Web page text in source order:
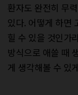
환자도 완전히 무
있다. 어떻게 하면
힐 수 있을 것인가
방식으로 애쓸 때
게 생각해볼 수 있